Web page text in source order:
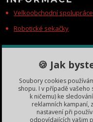
Velkoobchodní spolupráce
Robotické sekačky
KONTAKTY
Zákaznická podpora
+420 735 060 350
(Po-Čt, 8-11, 13-15 hod.)
🍪 Jak
Soubory cookies
shopu. I v případě
k ničemu) ke
reklamních kampaní,
nastavení při
odpovídajících vašim